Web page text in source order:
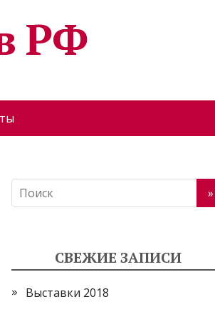
РФ
СВЕЖИЕ ЗАПИСИ
Выставки 2018